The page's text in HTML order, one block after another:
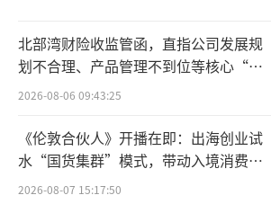
面对外部环境变化带来的
OATLY中国开始调整战略计划
道；另一方面，更加注重提
质。
北部湾财险收监管函，直指公司发展规
划不合理、产品管理不到位等核心“痛
点”
2026-08-06 09:43:25
《伦敦合伙人》开播在即：出海创业试
水“国货集群”模式，带动入境消费反
向种草
2026-08-07 15:17:50